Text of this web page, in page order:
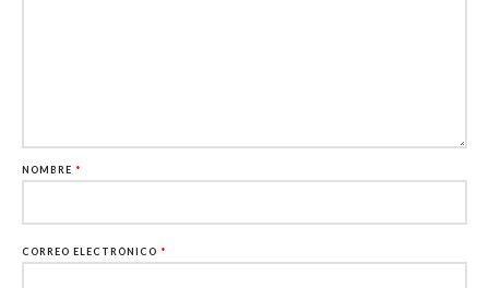
NOMBRE *
CORREO ELECTRÓNICO *